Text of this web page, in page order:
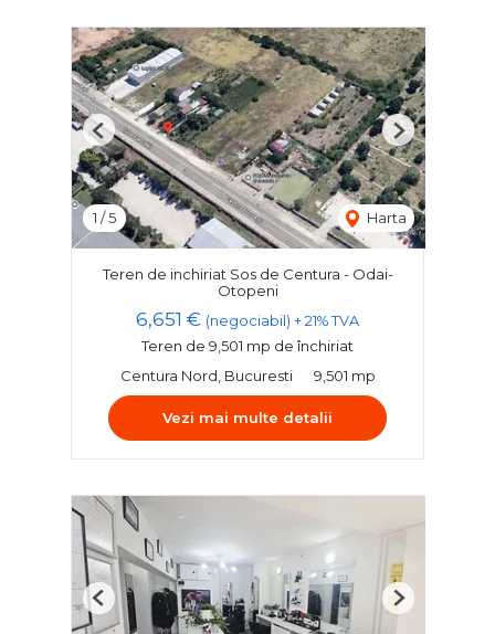
1 /5 Harta
Previous Next
Teren de inchiriat Sos de Centura - Odai-
Otopeni
6,651 € (negociabil) + 21% TVA
Teren de 9,501 mp de închiriat
Centura Nord, Bucuresti
9,501 mp
Vezi mai multe detalii
Previous Next